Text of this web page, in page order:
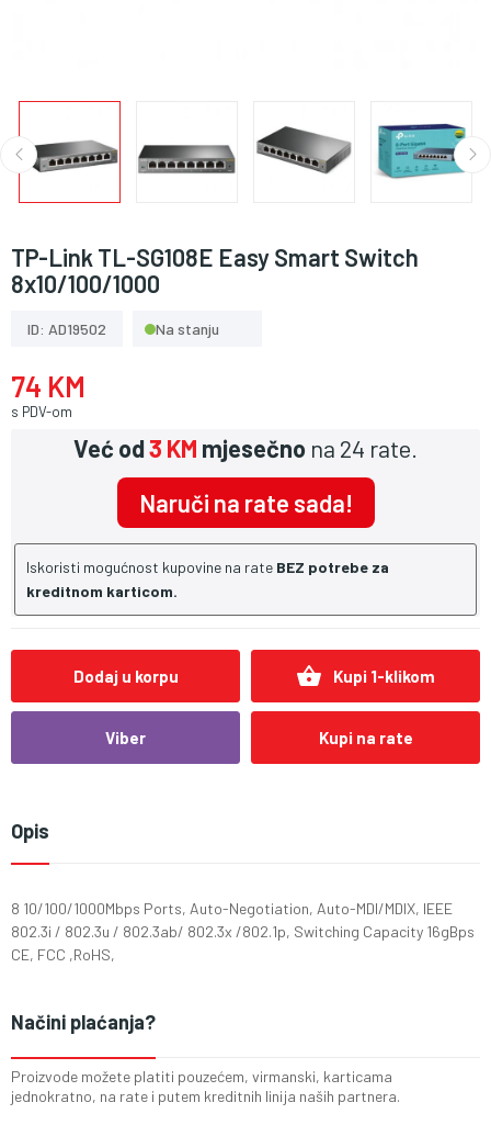
TP-Link TL-SG108E Easy Smart Switch
8x10/100/1000
ID: AD19502 Na stanju
74 KM
s PDV-om
Već od3 KM mjesečno na 24 rate.
Naruči na rate sada!
Iskoristi mogućnost kupovine na rate BEZ potrebe za
kreditnom karticom.
Dodaj u korpu shopping_basket Kupi 1-klikom
Viber Kupi na rate
Opis
8 10/100/1000Mbps Ports, Auto-Negotiation, Auto-MDI/MDIX, IEEE
802.3i / 802.3u / 802.3ab/ 802.3x /802.1p, Switching Capacity 16gBps
CE, FCC ,RoHS,
Načini plaćanja?
Proizvode možete platiti pouzećem, virmanski, karticama
jednokratno, na rate i putem kreditnih linija naših partnera.